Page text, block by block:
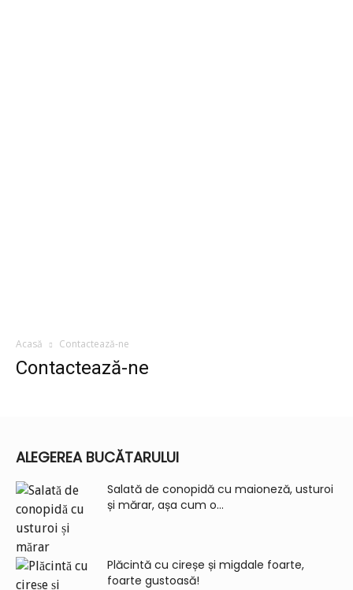
Acasă Contactează-ne
Contactează-ne
ALEGEREA BUCĂTARULUI
Salată de conopidă cu maioneză, usturoi
și mărar, așa cum o...
Plăcintă cu cireșe și migdale foarte,
foarte gustoasă!